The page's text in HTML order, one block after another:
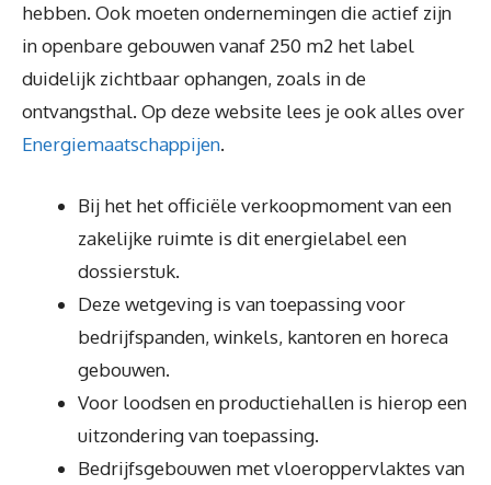
hebben. Ook moeten ondernemingen die actief zijn
in openbare gebouwen vanaf 250 m2 het label
duidelijk zichtbaar ophangen, zoals in de
ontvangsthal. Op deze website lees je ook alles over
Energiemaatschappijen.
Bij het het officiële verkoopmoment van een
zakelijke ruimte is dit energielabel een
dossierstuk.
Deze wetgeving is van toepassing voor
bedrijfspanden, winkels, kantoren en horeca
gebouwen.
Voor loodsen en productiehallen is hierop een
uitzondering van toepassing.
Bedrijfsgebouwen met vloeroppervlaktes van